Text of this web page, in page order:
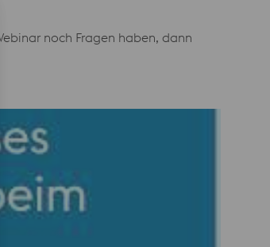
noch Fragen haben, dann